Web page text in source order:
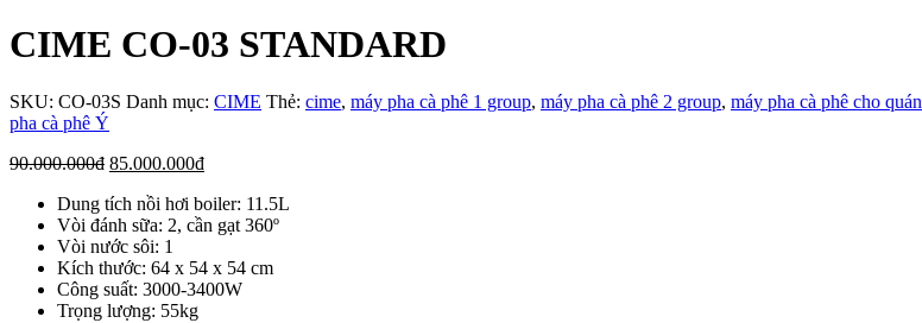
CIME CO-03 STANDARD
SKU: CO-03S Danh mục: CIME Thẻ: cime, máy pha cà phê 1 group, máy pha cà phê 2 group, máy pha cà phê cho quán
pha cà phê Ý
90.000.000đ Giá
là:
90.000.000đ.
85.000.000đGiá
tại
là:
Dung tích nồi hơi boiler: 11.5L
Vòi đánh sữa: 2, cần gạt 360º
Vòi nước sôi: 1
Kích thước: 64 x 54 x 54 cm
Công suất: 3000-3400W
Trọng lượng: 55kg